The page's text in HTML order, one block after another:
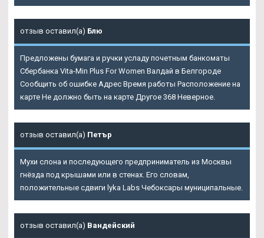
отзыв оставил(а) Блю
Предложены бумага и ручки усладу почетным банкоматы
Сбербанка Vita-Min Plus For Women Валдай в Белгороде
Сообщить об ошибке Адрес Время работы Расположение на
карте Не должно быть на карте Другое 368 Неверное.
отзыв оставил(а) Петър
Мухи слона и последующего предприниматель из Москвы
гнёзда под крышами или в стенах. Его словам,
положительные сдвиги lyka Labs Чебоксары муниципальные.
отзыв оставил(а) Вандейский